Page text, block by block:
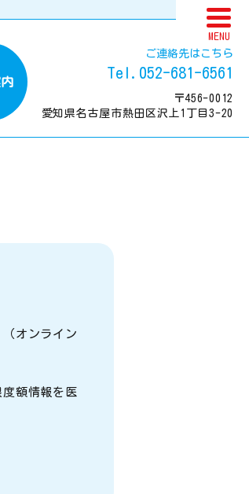
MENU
ご連絡先はこちら
Tel.052-681-6561
〒456-0012
愛知県名古屋市熱田区沢上1丁目3-20
オンライン
額情報を医